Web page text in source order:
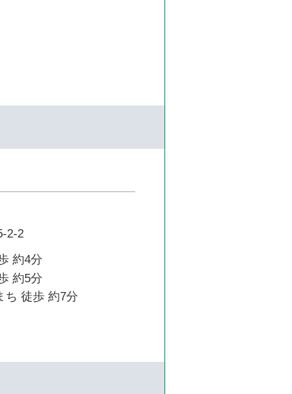
2-2
約4分
約5分
ち 徒歩 約7分